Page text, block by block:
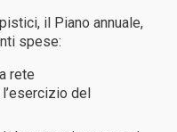
il Piano annuale,
spese:
rete
del